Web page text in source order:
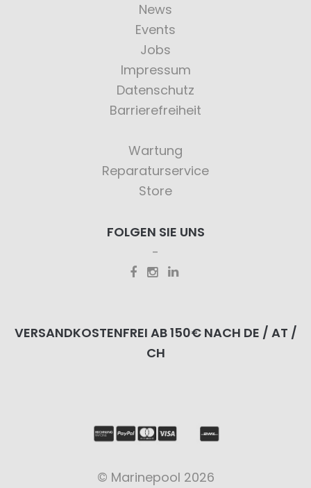
News
Events
Jobs
Impressum
Datenschutz
Barrierefreiheit
Wartung
Reparaturservice
Store
FOLGEN SIE UNS
VERSANDKOSTENFREI AB 150€ NACH DE / AT /
CH
© Marinepool 2026